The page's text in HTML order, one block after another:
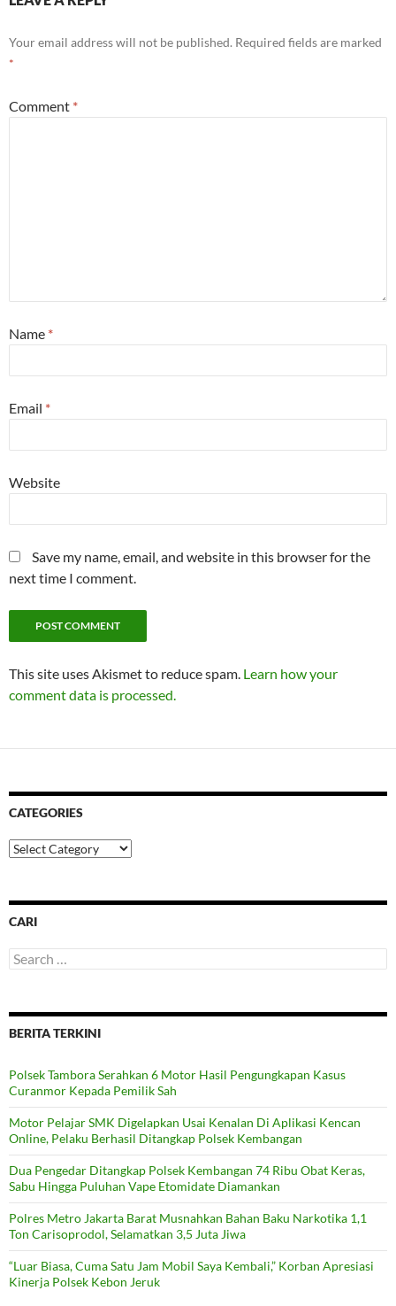
Your email address will not be published. Required fields are marked
*
Comment *
Name *
Email *
Website
Save my name, email, and website in this browser for the
next time I comment.
This site uses Akismet to reduce spam. Learn how your
comment data is processed.
CATEGORIES
Categories
CARI
Search
for:
BERITA TERKINI
Polsek Tambora Serahkan 6 Motor Hasil Pengungkapan Kasus
Curanmor Kepada Pemilik Sah
Motor Pelajar SMK Digelapkan Usai Kenalan Di Aplikasi Kencan
Online, Pelaku Berhasil Ditangkap Polsek Kembangan
Dua Pengedar Ditangkap Polsek Kembangan 74 Ribu Obat Keras,
Sabu Hingga Puluhan Vape Etomidate Diamankan
Polres Metro Jakarta Barat Musnahkan Bahan Baku Narkotika 1,1
Ton Carisoprodol, Selamatkan 3,5 Juta Jiwa
“Luar Biasa, Cuma Satu Jam Mobil Saya Kembali,” Korban Apresiasi
Kinerja Polsek Kebon Jeruk